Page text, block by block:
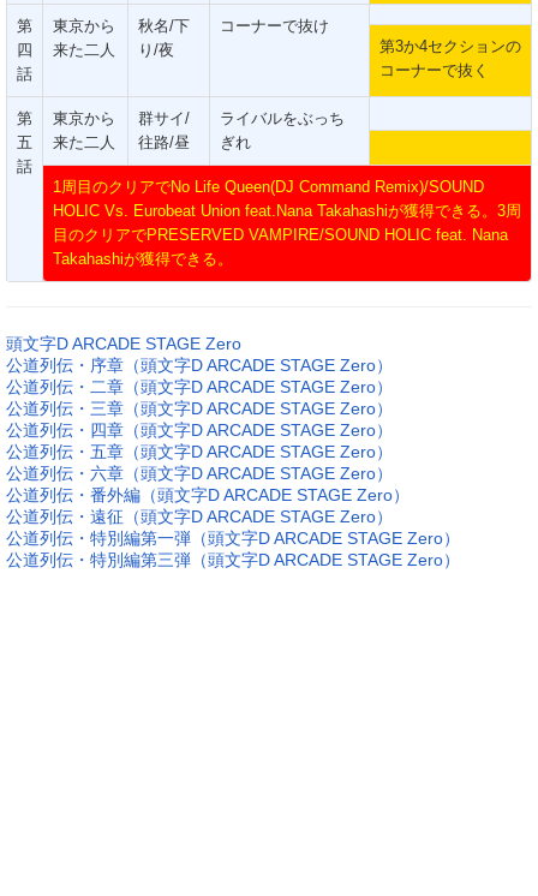
第
四
話
東京から
来た二人
秋名/下
り/夜
コーナーで抜け
第3か4セクションの
コーナーで抜く
第
五
話
東京から
来た二人
群サイ/
往路/昼
ライバルをぶっち
ぎれ
1周目のクリアでNo Life Queen(DJ Command Remix)/SOUND
HOLIC Vs. Eurobeat Union feat.Nana Takahashiが獲得できる。3周
目のクリアでPRESERVED VAMPIRE/SOUND HOLIC feat. Nana
Takahashiが獲得できる。
頭文字D ARCADE STAGE Zero
公道列伝・序章（頭文字D ARCADE STAGE Zero）
公道列伝・二章（頭文字D ARCADE STAGE Zero）
公道列伝・三章（頭文字D ARCADE STAGE Zero）
公道列伝・四章（頭文字D ARCADE STAGE Zero）
公道列伝・五章（頭文字D ARCADE STAGE Zero）
公道列伝・六章（頭文字D ARCADE STAGE Zero）
公道列伝・番外編（頭文字D ARCADE STAGE Zero）
公道列伝・遠征（頭文字D ARCADE STAGE Zero）
公道列伝・特別編第一弾（頭文字D ARCADE STAGE Zero）
公道列伝・特別編第三弾（頭文字D ARCADE STAGE Zero）